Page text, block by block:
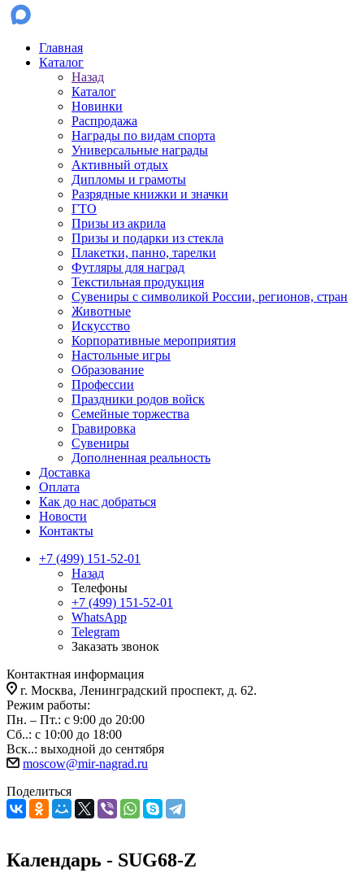
Главная
Каталог
Назад
Каталог
Новинки
Распродажа
Награды по видам спорта
Универсальные награды
Активный отдых
Дипломы и грамоты
Разрядные книжки и значки
ГТО
Призы из акрила
Призы и подарки из стекла
Плакетки, панно, тарелки
Футляры для наград
Текстильная продукция
Сувениры с символикой России, регионов, стран
Животные
Искусство
Корпоративные мероприятия
Настольные игры
Образование
Профессии
Праздники родов войск
Семейные торжества
Гравировка
Сувениры
Дополненная реальность
Доставка
Оплата
Как до нас добраться
Новости
Контакты
+7 (499) 151-52-01
Назад
Телефоны
+7 (499) 151-52-01
WhatsApp
Telegram
Заказать звонок
Контактная информация
г. Москва, Ленинградский проспект, д. 62.
Режим работы:
Пн. – Пт.: с 9:00 до 20:00
Сб..: с 10:00 до 18:00
Вск..: выходной до сентября
moscow@mir-nagrad.ru
Поделиться
Календарь - SUG68-Z